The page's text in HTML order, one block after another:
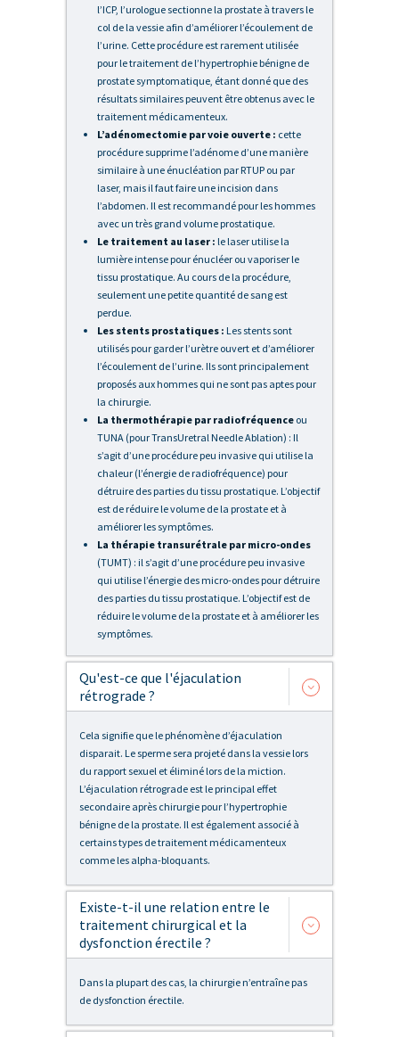
l’ICP, l’urologue sectionne la prostate à travers le
col de la vessie afin d’améliorer l’écoulement de
l’urine. Cette procédure est rarement utilisée
pour le traitement de l’hypertrophie bénigne de
prostate symptomatique, étant donné que des
résultats similaires peuvent être obtenus avec le
traitement médicamenteux.
L’adénomectomie par voie ouverte : cette
procédure supprime l’adénome d’une manière
similaire à une énucléation par RTUP ou par
laser, mais il faut faire une incision dans
l’abdomen. Il est recommandé pour les hommes
avec un très grand volume prostatique.
Le traitement au laser : le laser utilise la
lumière intense pour énucléer ou vaporiser le
tissu prostatique. Au cours de la procédure,
seulement une petite quantité de sang est
perdue.
Les stents prostatiques : Les stents sont
utilisés pour garder l’urètre ouvert et d’améliorer
l’écoulement de l’urine. Ils sont principalement
proposés aux hommes qui ne sont pas aptes pour
la chirurgie.
La thermothérapie par radiofréquence ou
TUNA (pour TransUretral Needle Ablation) : Il
s’agit d’une procédure peu invasive qui utilise la
chaleur (l’énergie de radiofréquence) pour
détruire des parties du tissu prostatique. L’objectif
est de réduire le volume de la prostate et à
améliorer les symptômes.
La thérapie transurétrale par micro-ondes
(TUMT) : il s’agit d’une procédure peu invasive
qui utilise l’énergie des micro-ondes pour détruire
des parties du tissu prostatique. L’objectif est de
réduire le volume de la prostate et à améliorer les
symptômes.
Qu'est-ce que l'éjaculation
rétrograde ?
Cela signifie que le phénomène d’éjaculation
disparait. Le sperme sera projeté dans la vessie lors
du rapport sexuel et éliminé lors de la miction.
L’éjaculation rétrograde est le principal effet
secondaire après chirurgie pour l’hypertrophie
bénigne de la prostate. Il est également associé à
certains types de traitement médicamenteux
comme les alpha-bloquants.
Existe-t-il une relation entre le
traitement chirurgical et la
dysfonction érectile ?
Dans la plupart des cas, la chirurgie n’entraîne pas
de dysfonction érectile.